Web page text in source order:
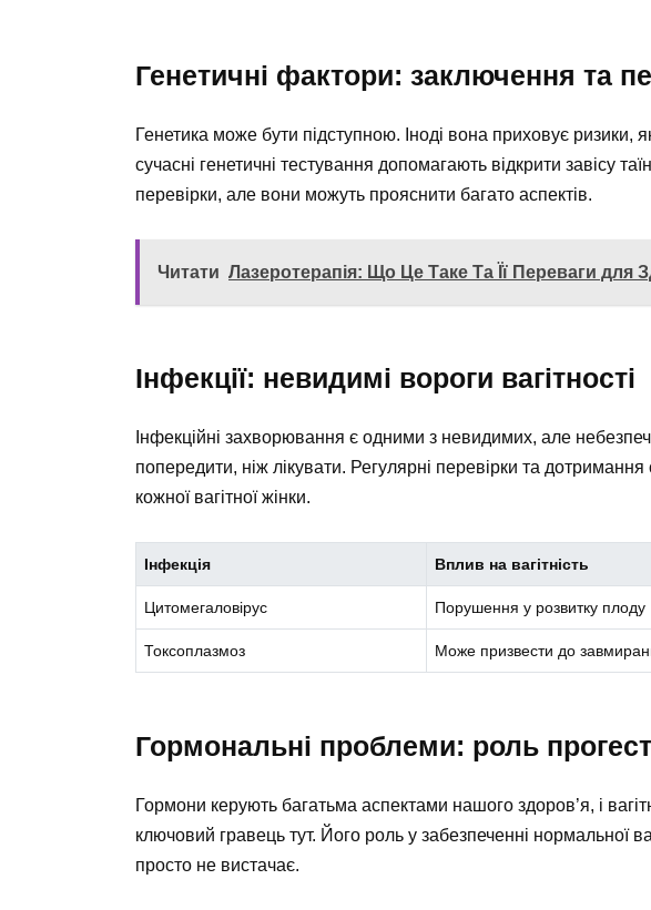
Генетичні фактори: заключення та
Генетика може бути підступною. Іноді вона приховує ризики,
сучасні генетичні тестування допомагають відкрити завісу
перевірки, але вони можуть прояснити багато аспектів.
Читати Лазеротерапія: Що Це Таке Та Її Переваги для
Інфекції: невидимі вороги вагітності
Інфекційні захворювання є одними з невидимих, але
попередити, ніж лікувати. Регулярні перевірки та
кожної вагітної жінки.
Інфекція Вплив на вагітність
Цитомегаловірус Порушення у розвитку плоду
Токсоплазмоз Може призвести до
Гормональні проблеми: роль
Гормони керують багатьма аспектами нашого здоров’я, і
ключовий гравець тут. Його роль у забезпеченні нормальної
просто не вистачає.